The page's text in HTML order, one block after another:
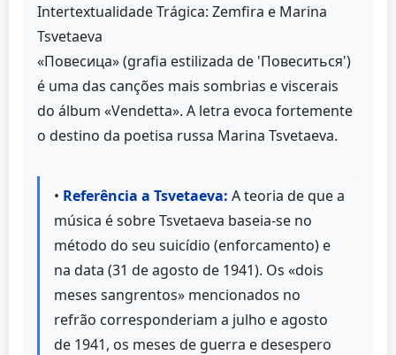
Intertextualidade Trágica: Zemfira e Marina
Tsvetaeva
«Повесица» (grafia estilizada de 'Повеситься')
é uma das canções mais sombrias e viscerais
do álbum «Vendetta». A letra evoca fortemente
o destino da poetisa russa Marina Tsvetaeva.
• Referência a Tsvetaeva: A teoria de que a
música é sobre Tsvetaeva baseia-se no
método do seu suicídio (enforcamento) e
na data (31 de agosto de 1941). Os «dois
meses sangrentos» mencionados no
refrão corresponderiam a julho e agosto
de 1941, os meses de guerra e desespero